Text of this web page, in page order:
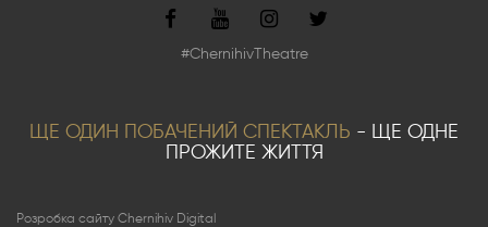
#ChernihivTheatre
ЩЕ ОДИН ПОБАЧЕНИЙ СПЕКТАКЛЬ - ЩЕ ОДНЕ
ПРОЖИТЕ ЖИТТЯ
Розробка сайту Chernihiv Digital